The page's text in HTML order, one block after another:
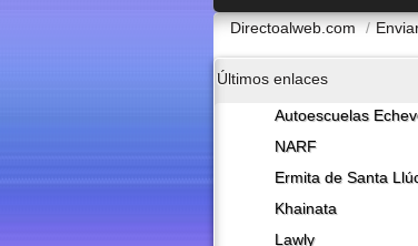
Directoalweb.com /
Últimos enlaces
Autoescuelas
NARF
Ermita de Santa
Khainata
Lawly